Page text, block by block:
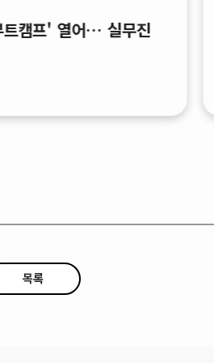
캠프' 열어… 실무진
목록